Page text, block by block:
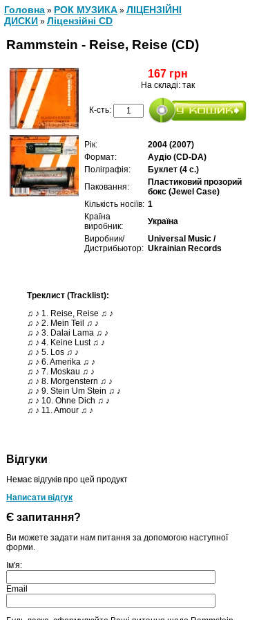
Головна » РОК МУЗИКА » ЛІЦЕНЗІЙНІ
ДИСКИ » Ліцензійні СD
Rammstein - Reise, Reise (CD)
167 грн
На складі: так
К-сть:
Рік:
2004 (2007)
Формат:
Аудіо (CD-DA)
Поліграфія:
Буклет (4 с.)
Паковання:
Пластиковий прозорий
бокс (Jewel Case)
Кількість носіїв: 1
Країна
виробник:
Україна
Виробник/
Дистрибьютор:
Universal Music /
Ukrainian Records
Треклист (Tracklist):
♫ ♪ 1. Reise, Reise ♫ ♪
♫ ♪ 2. Mein Teil ♫ ♪
♫ ♪ 3. Dalai Lama ♫ ♪
♫ ♪ 4. Keine Lust ♫ ♪
♫ ♪ 5. Los ♫ ♪
♫ ♪ 6. Amerika ♫ ♪
♫ ♪ 7. Moskau ♫ ♪
♫ ♪ 8. Morgenstern ♫ ♪
♫ ♪ 9. Stein Um Stein ♫ ♪
♫ ♪ 10. Ohne Dich ♫ ♪
♫ ♪ 11. Amour ♫ ♪
Відгуки
Немає відгуків про цей продукт
Написати відгук
Є запитання?
Ви можете задати нам питання за допомогою наступної
форми.
Ім'я:
Email